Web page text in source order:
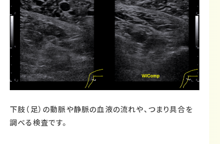
下肢（足）の動脈や静脈の血液の流れや、つまり具合を
調べる検査です。